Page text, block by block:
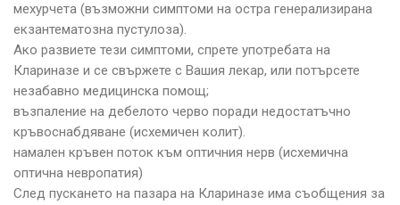
мехурчета (възможни симптоми на остра генерализирана
екзантематозна пустулоза).
Ако развиете тези симптоми, спрете употребата на
Клариназе и се свържете с Вашия лекар, или потърсете
незабавно медицинска помощ;
възпаление на дебелото черво поради недостатъчно
кръвоснабдяване (исхемичен колит).
намален кръвен поток към оптичния нерв (исхемична
оптична невропатия)
След пускането на пазара на Клариназе има съобщения за